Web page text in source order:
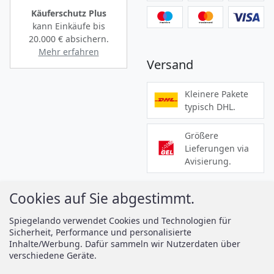
Käuferschutz Plus
kann Einkäufe bis
20.000 €absichern.
Mehr erfahren
Versand
Kleinere Pakete
typisch DHL.
Größere
Lieferungen via
Avisierung.
Informationen
Zahlung
Versand
Services
Montageanleitungen
Cookies auf Sie abgestimmt.
Spiegelando verwendet Cookies und Technologien für
Sicherheit, Performance und personalisierte
Inhalte/Werbung. Dafür sammeln wir Nutzerdaten über
verschiedene Geräte.